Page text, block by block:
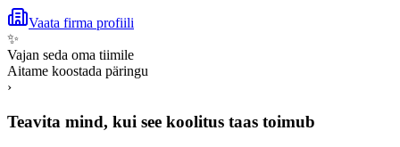
Vaata firma profiili
✨
Vajan seda oma tiimile
Aitame koostada päringu
›
Teavita mind, kui see koolitus taas toimub